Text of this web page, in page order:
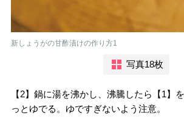
新しょうがの甘酢漬けの作り方1
写真18枚
【2】鍋に湯を沸かし、沸騰したら【1】
っとゆでる。ゆですぎないよう注意。